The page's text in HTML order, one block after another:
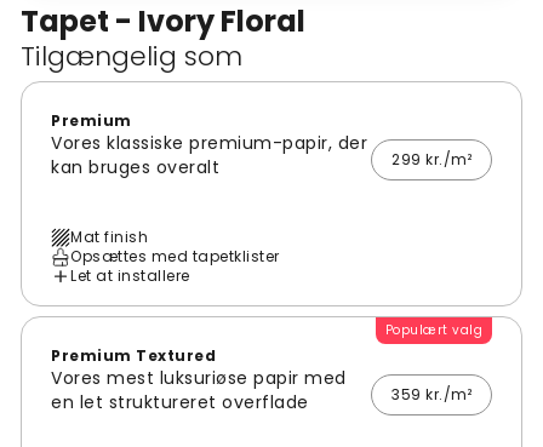
Tapet - Ivory Floral
Tilgængelig som
Premium
Vores klassiske premium-papir, der
kan bruges overalt
299 kr./m²
Mat finish
Opsættes med tapetklister
Let at installere
Populært valg
Premium Textured
Vores mest luksuriøse papir med
en let struktureret overflade
359 kr./m²